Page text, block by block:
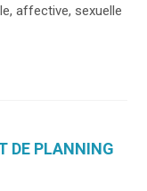
affective, sexuelle
DE PLANNING